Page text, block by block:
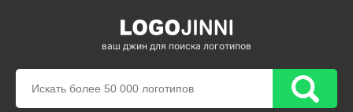
ваш джин для поиска логотипов